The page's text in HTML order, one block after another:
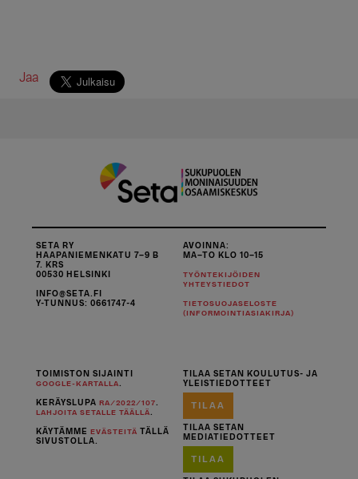
Jaa
SETA RY
HAAPANIEMENKATU 7–9 B
7. KRS
00530 HELSINKI
INFO@SETA.FI
Y-TUNNUS: 0661747-4
AVOINNA:
MA–TO KLO 10–15
TYÖNTEKIJÖIDEN
YHTEYSTIEDOT
TIETOSUOJASELOSTE
(INFORMOINTIASIAKIRJA)
TOIMISTON SIJAINTI
GOOGLE-KARTALLA.
KERÄYSLUPARA/2022/107.
LAHJOITA SETALLE TÄÄLLÄ.
KÄYTÄMMEEVÄSTEITÄ TÄLLÄ
SIVUSTOLLA.
TILAA SETAN KOULUTUS- JA
YLEISTIEDOTTEET
TILAA
TILAA SETAN
MEDIATIEDOTTEET
TILAA